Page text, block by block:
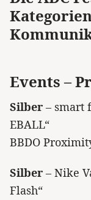
Events –
Silber – smart
EBALL“
BBDO
Silber – Nike
Flash“